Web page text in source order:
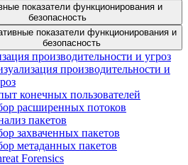
показатели функционирования и
безопасность
показатели функционирования и
безопасность
производительности и угроз
производительности и
конечных пользователей
расширенных потоков
пакетов
захваченных пакетов
метаданных пакетов
Forensics